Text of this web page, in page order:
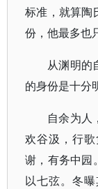
标准，就算陶
份，他最多也
从渊明的
的身份是十分
自余为人
欢谷汲，行
谢，有务中园
以七弦。冬